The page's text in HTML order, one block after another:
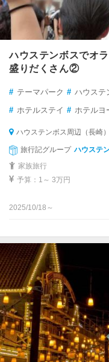
ハウステンボスでオ
盛りだくさん②
# テーマパーク # ハウステ
# ホテルステイ # ホテルヨ
ハウステンボス周辺（長崎）
旅行記グループ ハウステ
家族旅行
予算：1～ 3万円
2025/10/18～